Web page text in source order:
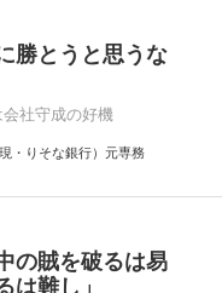
勝とうと思うな
社守成の好機
・りそな銀行）元専務
の賊を破るは易
は難し」